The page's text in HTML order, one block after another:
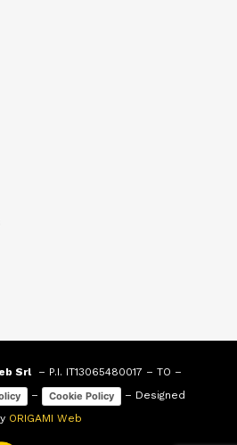
Srl– P.I. IT13065480017 – TO –
– Cookie Policy
– Designed
ORIGAMI Web